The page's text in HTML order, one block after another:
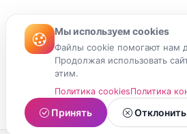
Мы используем cookies
Файлы cookie помогают нам
Продолжая использовать
этим.
Политика cookiesПолитика
Принять Отклонить